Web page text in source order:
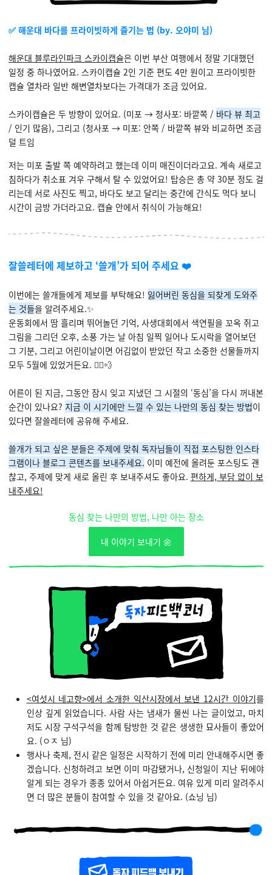
✅ 해운대 바다를 프라이빗하게 즐기는 법 (by. 오야미 님)
해운대 블루라인파크 스카이캡슐은 이번 부산 여행에서 정말 기대했던
일정 중 하나였어요. 스카이캡슐 2인 기준 편도 4만 원이고 프라이빗한
캡슐 열차라 일반 해변열차보다는 가격대가 조금 있어요.
스카이캡슐은 두 방향이 있어요. (미포 → 청사포: 바깥쪽 / 바다 뷰 최고
/ 인기 많음), 그리고 (청사포 → 미포: 안쪽 / 바깥쪽 뷰와 비교하면 조금
덜 트임
저는 미포 출발 쪽 예약하려고 했는데 이미 매진이더라고요. 계속 새로고
침하다가 취소표 겨우 구해서 탈 수 있었어요! 탑승은 총 약 30분 정도 걸
리는데 서로 사진도 찍고, 바다도 보고 달리는 중간에 간식도 먹다 보니
시간이 금방 가더라고요. 캡슐 안에서 취식이 가능해요!
잘쓸레터에 제보하고 ‘쓸개’가 되어 주세요 ❤️
이번에는 쓸개들에게 제보를 부탁해요! 잃어버린 동심을 되찾게 도와주
는 것들을 알려주세요.✨
운동회에서 땀 흘리며 뛰어놀던 기억, 사생대회에서 색연필을 꼬옥 쥐고
그림을 그리던 오후, 소풍 가는 날 아침 일찍 일어나 도시락을 열어보던
그 기분, 그리고 어린이날이면 어김없이 받았던 작고 소중한 선물들까지
모두 5월에 있었거든요. 🏃‍♀️💨
어른이 된 지금, 그동안 잠시 잊고 지냈던 그 시절의 ‘동심’을 다시 꺼내본
순간이 있나요? 지금 이 시기에만 느낄 수 있는 나만의 동심 찾는 방법이
있다면 잘쓸레터에 공유해 주세요.
쓸개가 되고 싶은 분들은 주제에 맞춰 독자님들이 직접 포스팅한 인스타
그램이나 블로그 콘텐츠를 보내주세요. 이미 예전에 올려둔 포스팅도 괜
찮고, 주제에 맞게 새로 올린 후 보내주셔도 좋아요. 편하게, 부담 없이 보
내주세요!
동심 찾는 나만의 방법, 나만 아는 장소
내 이야기 보내기 🌼
<여섯시 네고향>에서 소개한 익산시장에서 보낸 12시간 이야기를
인상 깊게 읽었습니다. 사람 사는 냄새가 물씬 나는 글이었고, 마치
저도 시장 구석구석을 함께 탐방한 것 같은 생생한 묘사들이 좋았어
요. (ㅇㅈ 님)
행사나 축제, 전시 같은 일정은 시작하기 전에 미리 안내해주시면 좋
겠습니다. 신청하려고 보면 이미 마감됐거나, 신청일이 지난 뒤에야
알게 되는 경우가 종종 있어서 아쉽거든요. 여유 있게 미리 알려주시
면 더 많은 분들이 참여할 수 있을 것 같아요. (쇼닝 님)